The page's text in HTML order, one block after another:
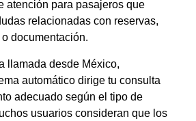
atención para pasajeros que
relacionadas con reservas,
documentación.
llamada desde México,
automático dirige tu consulta
adecuado según el tipo de
usuarios consideran que los